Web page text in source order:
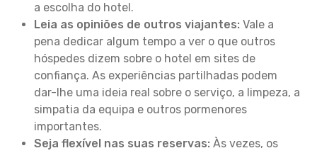
a escolha do hotel.
Leia as opiniões de outros viajantes: Vale a
pena dedicar algum tempo a ver o que outros
hóspedes dizem sobre o hotel em sites de
confiança. As experiências partilhadas podem
dar-lhe uma ideia real sobre o serviço, a limpeza, a
simpatia da equipa e outros pormenores
importantes.
Seja flexível nas suas reservas: Às vezes, os